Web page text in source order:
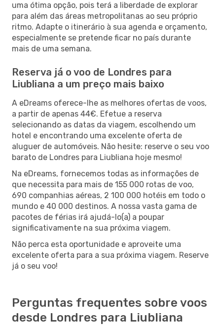
uma ótima opção, pois terá a liberdade de explorar
para além das áreas metropolitanas ao seu próprio
ritmo. Adapte o itinerário à sua agenda e orçamento,
especialmente se pretende ficar no país durante
mais de uma semana.
Reserva já o voo de Londres para
Liubliana a um preço mais baixo
A eDreams oferece-lhe as melhores ofertas de voos,
a partir de apenas 44€. Efetue a reserva
selecionando as datas da viagem, escolhendo um
hotel e encontrando uma excelente oferta de
aluguer de automóveis. Não hesite: reserve o seu voo
barato de Londres para Liubliana hoje mesmo!
Na eDreams, fornecemos todas as informações de
que necessita para mais de 155 000 rotas de voo,
690 companhias aéreas, 2 100 000 hotéis em todo o
mundo e 40 000 destinos. A nossa vasta gama de
pacotes de férias irá ajudá-lo(a) a poupar
significativamente na sua próxima viagem.
Não perca esta oportunidade e aproveite uma
excelente oferta para a sua próxima viagem. Reserve
já o seu voo!
Perguntas frequentes sobre voos
desde Londres para Liubliana